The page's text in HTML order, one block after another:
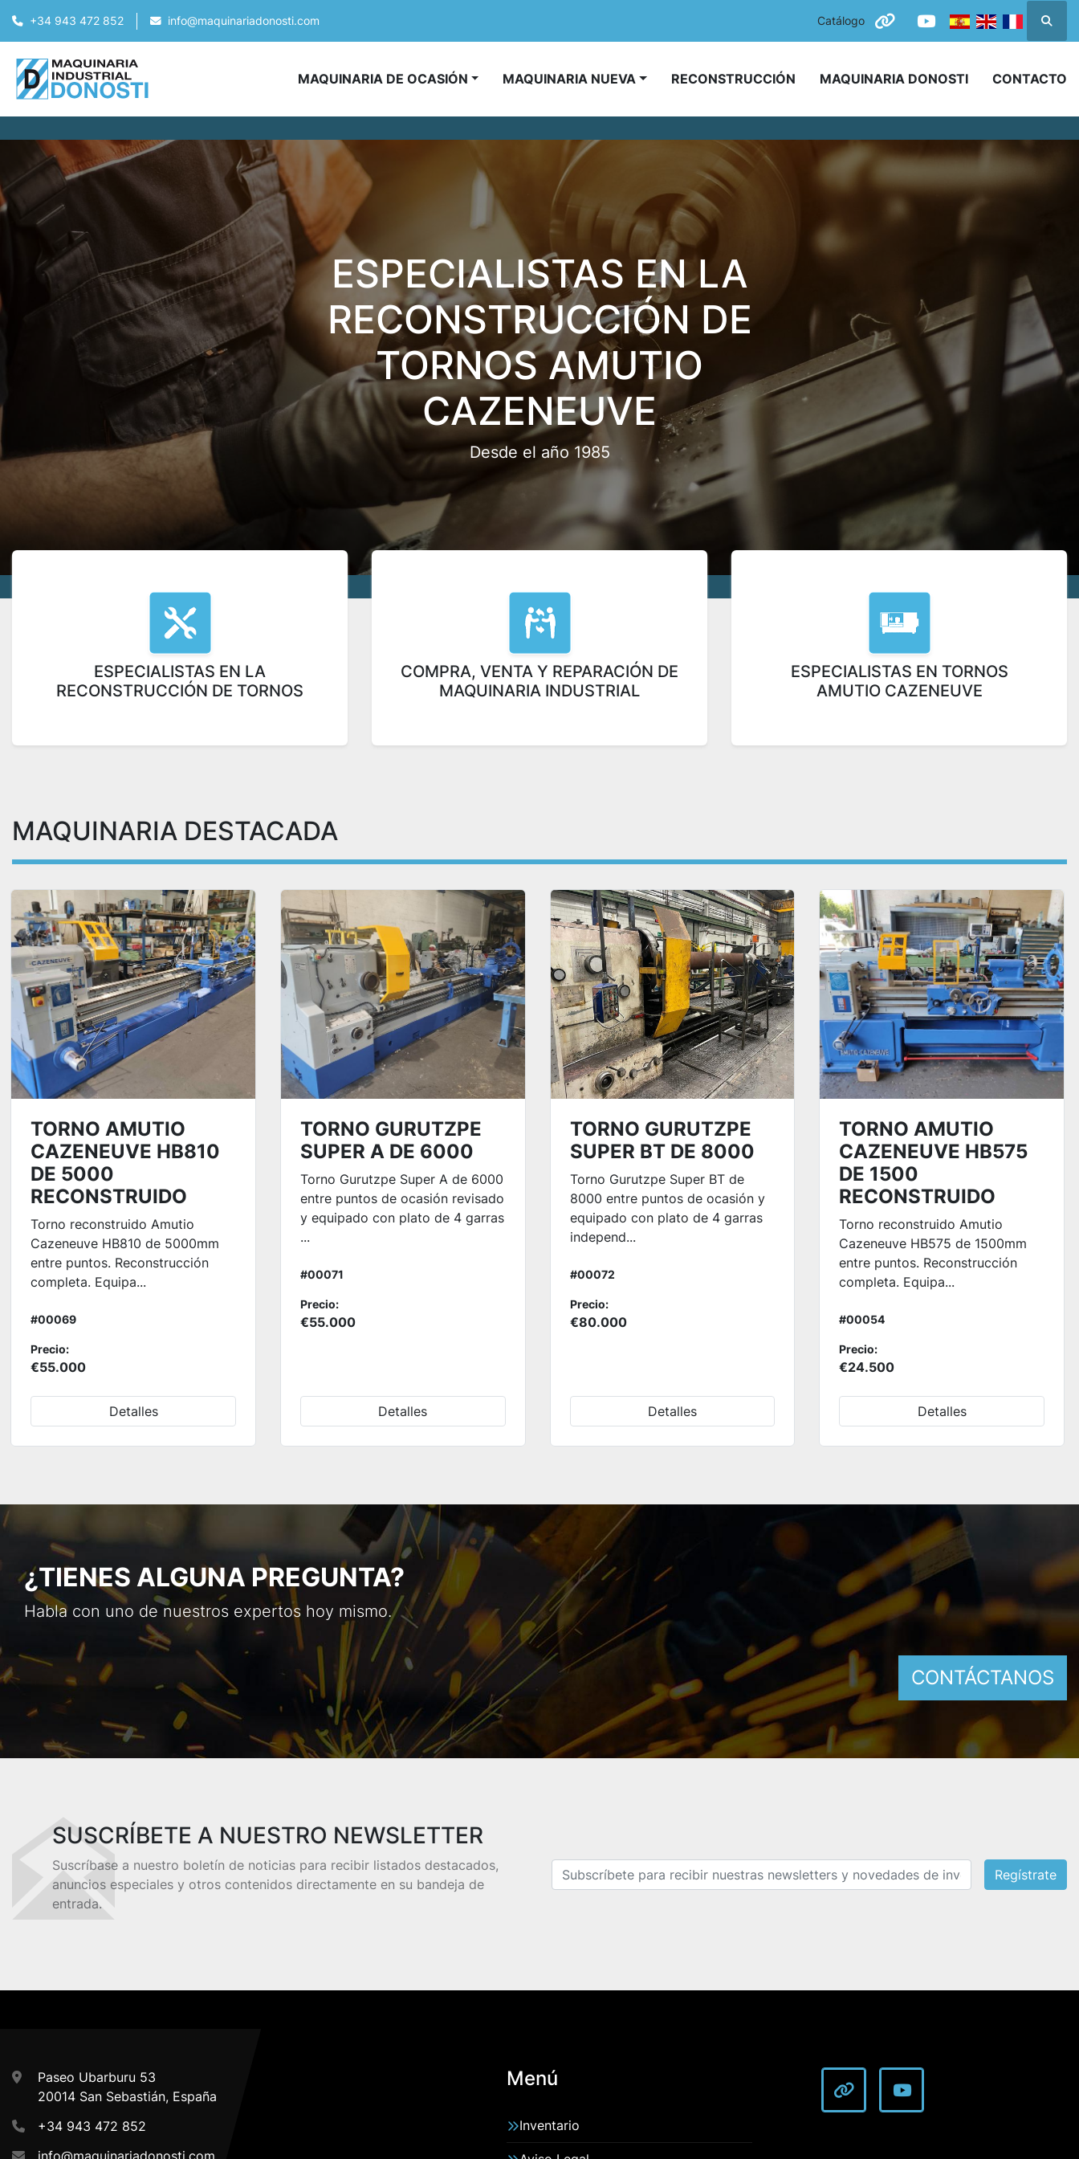
+34 943 472 852 info@maquinariadonosti.com Catálogo
otheryoutube
MAQUINARIA NUEVA
MAQUINARIA DE OCASIÓN RECONSTRUCCIÓN MAQUINARIA DONOSTI CONTACTO
ESPECIALISTAS EN LA
RECONSTRUCCIÓN DE
TORNOS AMUTIO
CAZENEUVE
Desde el año 1985
ESPECIALISTAS EN LA
RECONSTRUCCIÓN DE TORNOS
COMPRA, VENTA Y REPARACIÓN DE
MAQUINARIA INDUSTRIAL
ESPECIALISTAS EN TORNOS
AMUTIO CAZENEUVE
MAQUINARIA DESTACADA
TORNO AMUTIO
CAZENEUVE HB810
DE 5000
RECONSTRUIDO
Torno reconstruido Amutio
Cazeneuve HB810 de 5000mm
entre puntos. Reconstrucción
completa. Equipa...
#00069
Precio:
€55.000
Detalles
TORNO GURUTZPE
SUPER A DE 6000
Torno Gurutzpe Super A de 6000
entre puntos de ocasión revisado
y equipado con plato de 4 garras
...
#00071
Precio:
€55.000
Detalles
TORNO GURUTZPE
SUPER BT DE 8000
Torno Gurutzpe Super BT de
8000 entre puntos de ocasión y
equipado con plato de 4 garras
independ...
#00072
Precio:
€80.000
Detalles
TORNO AMUTIO
CAZENEUVE HB575
DE 1500
RECONSTRUIDO
Torno reconstruido Amutio
Cazeneuve HB575 de 1500mm
entre puntos. Reconstrucción
completa. Equipa...
#00054
Precio:
€24.500
Detalles
¿TIENES ALGUNA PREGUNTA?
Habla con uno de nuestros expertos hoy mismo.
CONTÁCTANOS
SUSCRÍBETE A NUESTRO NEWSLETTER
Suscríbase a nuestro boletín de noticias para recibir listados destacados,
anuncios especiales y otros contenidos directamente en su bandeja de
entrada.
Regístrate
Paseo Ubarburu 53
20014 San Sebastián, España
+34 943 472 852
info@maquinariadonosti.com
Menú
Inventario
other youtube